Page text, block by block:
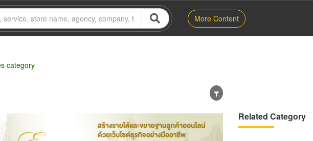
More Content
category
Exporter/Importer Service Business
Related Category